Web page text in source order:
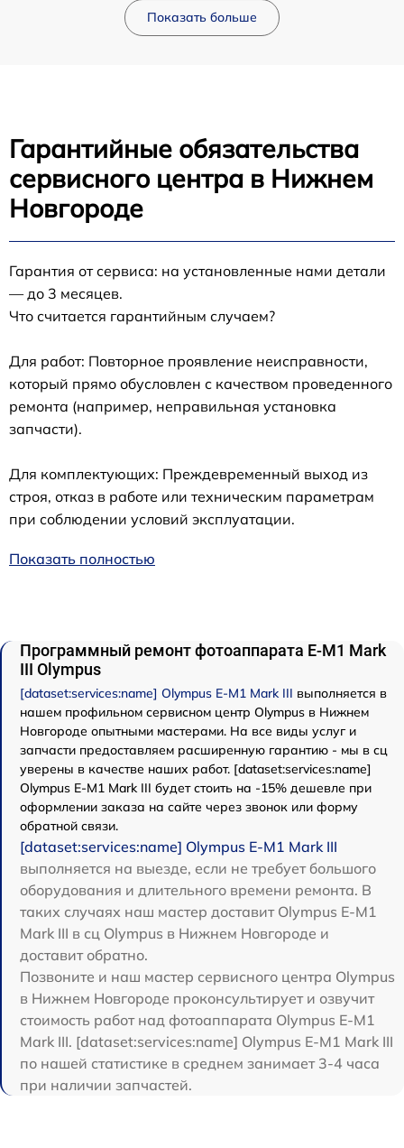
Показать больше
Гарантийные обязательства
сервисного центра в Нижнем
Новгороде
Гарантия от сервиса: на установленные нами детали
— до 3 месяцев.
Что считается гарантийным случаем?
Для работ: Повторное проявление неисправности,
который прямо обусловлен с качеством проведенного
ремонта (например, неправильная установка
запчасти).
Для комплектующих: Преждевременный выход из
строя, отказ в работе или техническим параметрам
при соблюдении условий эксплуатации.
Показать полностью
Программный ремонт фотоаппарата E‑M1 Mark
III Olympus
[dataset:services:name] Olympus E‑M1 Mark III выполняется в
нашем профильном сервисном центр Olympus в Нижнем
Новгороде опытными мастерами. На все виды услуг и
запчасти предоставляем расширенную гарантию - мы в сц
уверены в качестве наших работ. [dataset:services:name]
Olympus E‑M1 Mark III будет стоить на -15% дешевле при
оформлении заказа на сайте через звонок или форму
обратной связи.
[dataset:services:name] Olympus E‑M1 Mark III
выполняется на выезде, если не требует большого
оборудования и длительного времени ремонта. В
таких случаях наш мастер доставит Olympus E‑M1
Mark III в сц Olympus в Нижнем Новгороде и
доставит обратно.
Позвоните и наш мастер сервисного центра Olympus
в Нижнем Новгороде проконсультирует и озвучит
стоимость работ над фотоаппарата Olympus E‑M1
Mark III. [dataset:services:name] Olympus E‑M1 Mark III
по нашей статистике в среднем занимает 3-4 часа
при наличии запчастей.